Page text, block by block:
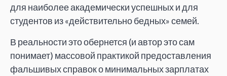
для наиболее академически успешных и для
студентов из «действительно бедных» семей.
В реальности это обернется (и автор это сам
понимает) массовой практикой предоставления
фальшивых справок о минимальных зарплатах